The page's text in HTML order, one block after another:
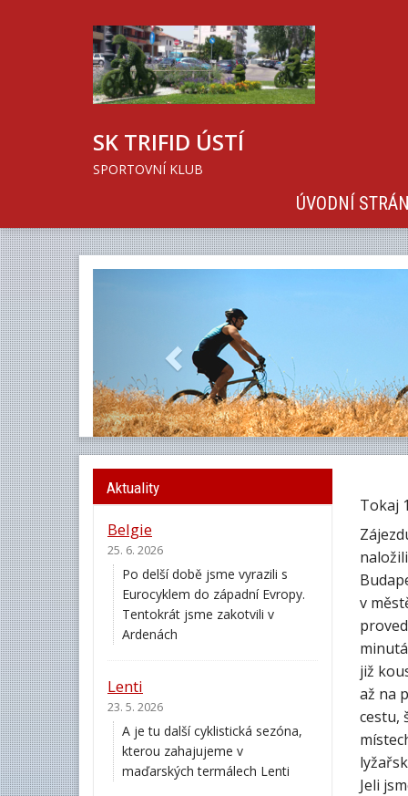
SK TRIFID ÚSTÍ
SPORTOVNÍ KLUB
ÚVODNÍ
Tokaj
v
již
až na
cestu,
Jeli
Aktuality
Belgie
25. 6. 2026
Po delší době jsme vyrazili s
Eurocyklem do západní Evropy.
Tentokrát jsme zakotvili v
Ardenách
Lenti
23. 5. 2026
A je tu další cyklistická sezóna,
kterou zahajujeme v
maďarských termálech Lenti